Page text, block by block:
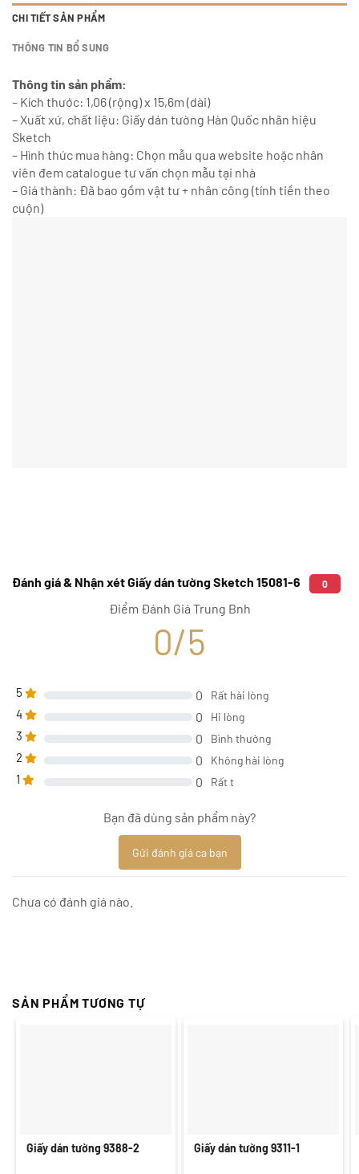
CHI TIẾT SẢN PHẨM
THÔNG TIN BỔ SUNG
Thông tin sản phẩm:
– Kích thước: 1,06 (rộng) x 15,6m (dài)
– Xuất xứ, chất liệu: Giấy dán tường Hàn Quốc nhãn hiệu
Sketch
– Hình thức mua hàng: Chọn mẫu qua website hoặc nhân
viên đem catalogue tư vấn chọn mẫu tại nhà
– Giá thành: Đã bao gồm vật tư + nhân công (tính tiền theo
cuộn)
Đánh giá & Nhận xét Giấy dán tường Sketch 15081-6 0
Điểm Đánh Giá Trung Bnh
0/5
5 0 Rất hài lòng
4 0 Hi lòng
3 0 Bình thường
2 0 Không hài lòng
1 0 Rất t
Bạn đã dùng sản phẩm này?
Gửi đánh giá ca bạn
Chưa có đánh giá nào.
SẢN PHẨM TƯƠNG TỰ
Giấy dán tường 9388-2 Giấy dán tường 9311-1